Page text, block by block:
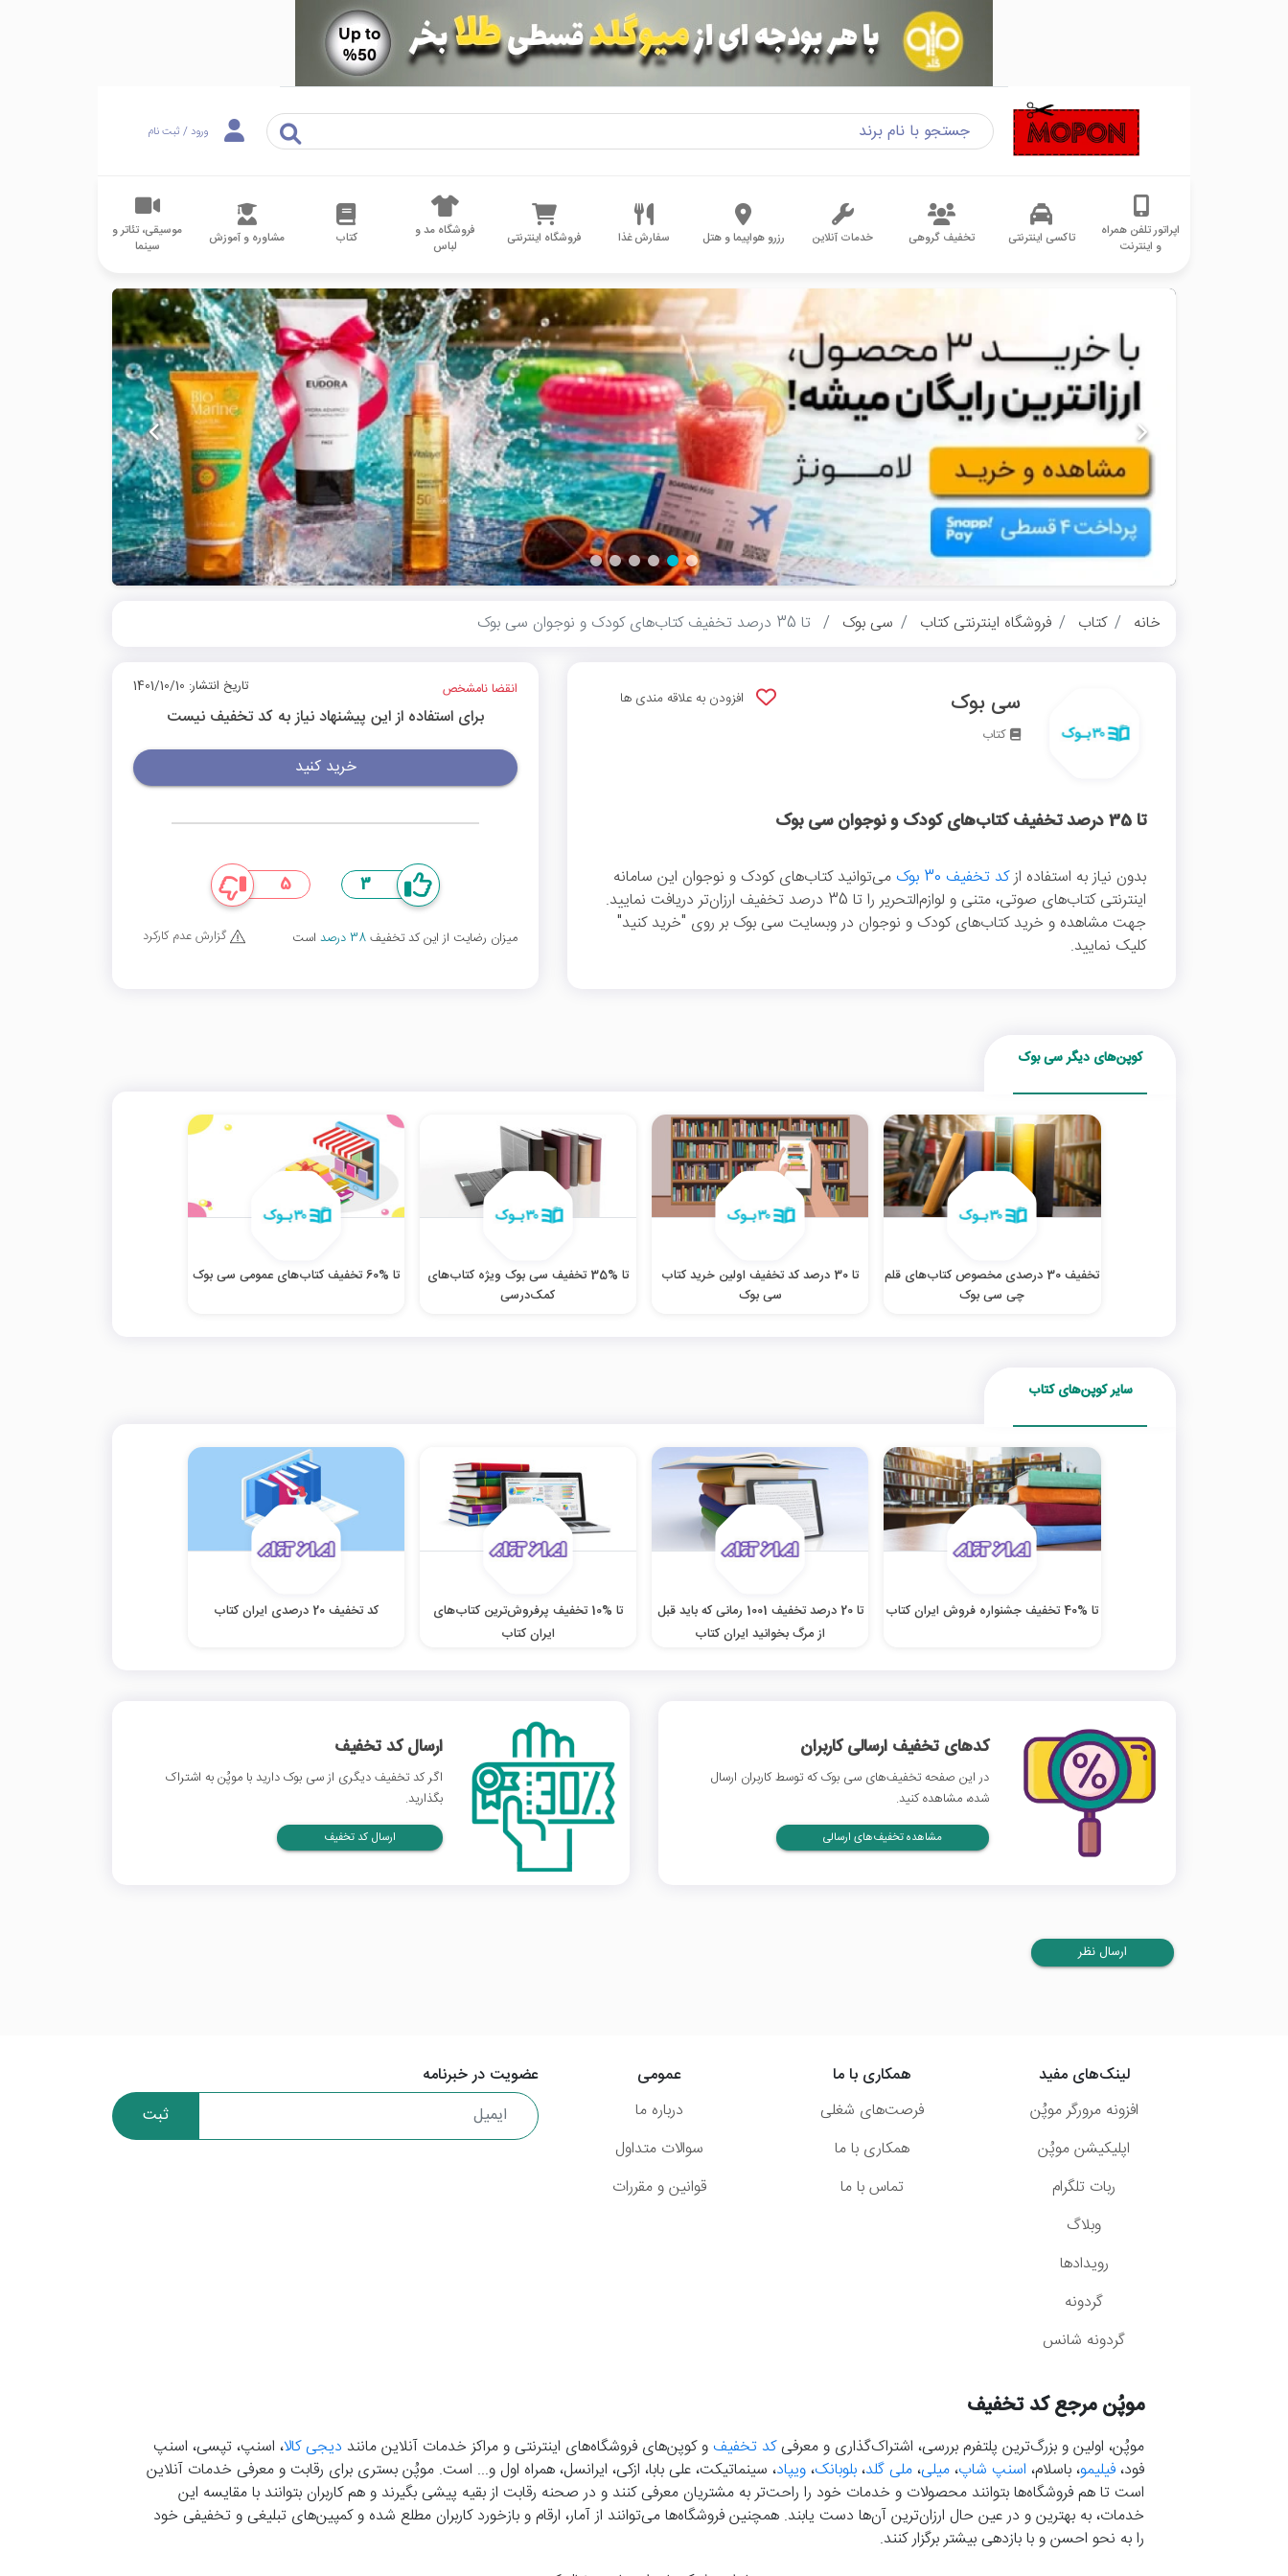
ورود / ثبت نام
اپراتور تلفن همراه
و اینترنت
تاکسی اینترنتی تخفیف گروهی خدمات آنلاین رزرو هواپیما و هتل سفارش غذا فروشگاه اینترنتی
فروشگاه مد و
لباس
کتاب مشاوره و آموزش
موسیقی، تئاتر و
سینما
خانه کتاب فروشگاه اینترنتی کتاب سی بوک تا 35 درصد تخفیف کتاب‌های کودک و نوجوان سی بوک
سی بوک
کتاب
افزودن به علاقه مندی ها
تا 35 درصد تخفیف کتاب‌های کودک و نوجوان سی بوک
بدون نیاز به استفاده ازکد تخفیف 30 بوک
می‌توانید کتاب‌های کودک و نوجوان این سامانه
اینترنتی کتاب‌های صوتی، متنی و لوازم‌التحریر را تا 35 درصد تخفیف ارزان‌تر دریافت نمایید.
جهت مشاهده و خرید کتاب‌های کودک و نوجوان در وبسایت سی بوک بر روی "خرید کنید"
کلیک نمایید.
انقضا نامشخص تاریخ انتشار: 1401/10/10
برای استفاده از این پیشنهاد نیاز به کد تخفیف نیست
خرید کنید
3
5
میزان رضایت از این کد تخفیف38 درصد است گزارش عدم کارکرد
کوپن‌های دیگر سی بوک
تخفیف 30 درصدی مخصوص کتاب‌های قلم
چی سی بوک
تا 30 درصد کد تخفیف اولین خرید کتاب
سی بوک
تا %35 تخفیف سی بوک ویژه کتاب‌های
کمک‌درسی
تا %60 تخفیف کتاب‌های عمومی سی بوک
سایر کوپن‌های کتاب
تا %40 تخفیف جشنواره فروش ایران کتاب
تا 20 درصد تخفیف 1001 رمانی که باید قبل
از مرگ بخوانید ایران کتاب
تا %10 تخفیف پرفروش‌ترین کتاب‌های
ایران کتاب
کد تخفیف 20 درصدی ایران کتاب
کدهای تخفیف ارسالی کاربران
در این صفحه تخفیف‌های سی بوک که توسط کاربران ارسال
شده، مشاهده کنید.
مشاهده تخفیف‌های ارسالی
ارسال کد تخفیف
اگر کد تخفیف دیگری از سی بوک دارید با موپُن به اشتراک
بگذارید.
ارسال کد تخفیف
ارسال نظر
عضویت در خبرنامه
ثبت
لینک‌های مفید
افزونه مرورگر موپُن
اپلیکیشن موپُن
ربات تلگرام
وبلاگ
رویدادها
گردونه
گردونه شانس
همکاری با ما
فرصت‌های شغلی
همکاری با ما
تماس با ما
عمومی
درباره ما
سوالات متداول
قوانین و مقررات
موپُن مرجع کد تخفیف
موپُن، اولین و بزرگ‌ترین پلتفرم بررسی، اشتراک‌گذاری و معرفیکد تخفیفو کوپن‌های فروشگاه‌های اینترنتی و مراکز خدمات آنلاین مانند دیجی کالا، اسنپ، تپسی، اسنپ
فود، فیلیمو، باسلام، اسنپ شاپ، میلی، ملی گلد، بلوبانک، ویپاد، سینماتیکت، علی بابا، ازکی، ایرانسل، همراه اول و... است. موپُن بستری برای رقابت و معرفی خدمات آنلاین
است تا هم فروشگاه‌ها بتوانند محصولات و خدمات خود را راحت‌تر به مشتریان معرفی کنند و در صحنه رقابت از بقیه پیشی بگیرند و هم کاربران بتوانند با مقایسه این
خدمات، به بهترین و در عین حال ارزان‌ترین آن‌ها دست‌ یابند. همچنین فروشگاه‌ها می‌توانند از آمار، ارقام و بازخورد کاربران مطلع شده و کمپین‌های تبلیغی و تخفیفی خود
را به نحو احسن و با بازدهی بیشتر برگزار کنند.